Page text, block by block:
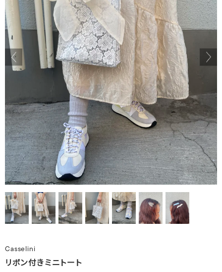
Casselini
リボン付きミニトート